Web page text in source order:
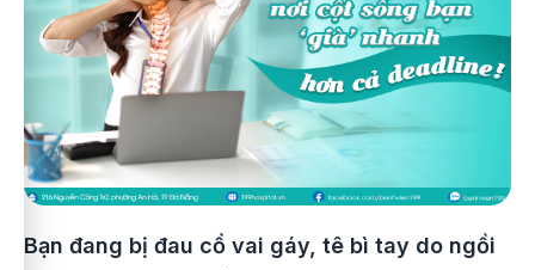
Bạn đang bị đau cổ vai gáy, tê bì tay do ngồi